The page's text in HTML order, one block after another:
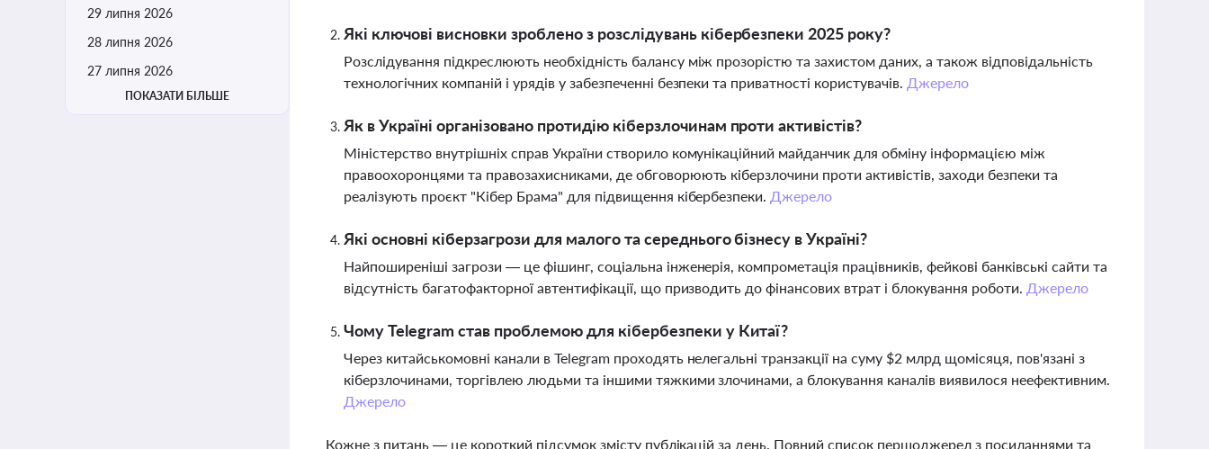
29 липня 2026
28 липня 2026
27 липня 2026
ПОКАЗАТИ БІЛЬШЕ
Які ключові висновки зроблено з розслідувань кібербезпеки 2025 року?
Розслідування підкреслюють необхідність балансу між прозорістю та захистом даних, а також відповідальність
технологічних компаній і урядів у забезпеченні безпеки та приватності користувачів. Джерело
Як в Україні організовано протидію кіберзлочинам проти активістів?
Міністерство внутрішніх справ України створило комунікаційний майданчик для обміну інформацією між
правоохоронцями та правозахисниками, де обговорюють кіберзлочини проти активістів, заходи безпеки та
реалізують проєкт "Кібер Брама" для підвищення кібербезпеки. Джерело
Які основні кіберзагрози для малого та середнього бізнесу в Україні?
Найпоширеніші загрози — це фішинг, соціальна інженерія, компрометація працівників, фейкові банківські сайти та
відсутність багатофакторної автентифікації, що призводить до фінансових втрат і блокування роботи. Джерело
Чому Telegram став проблемою для кібербезпеки у Китаї?
Через китайськомовні канали в Telegram проходять нелегальні транзакції на суму $2 млрд щомісяця, пов'язані з
кіберзлочинами, торгівлею людьми та іншими тяжкими злочинами, а блокування каналів виявилося неефективним.
Джерело
Кожне з питань — це короткий підсумок змісту публікацій за день. Повний список першоджерел з посиланнями та